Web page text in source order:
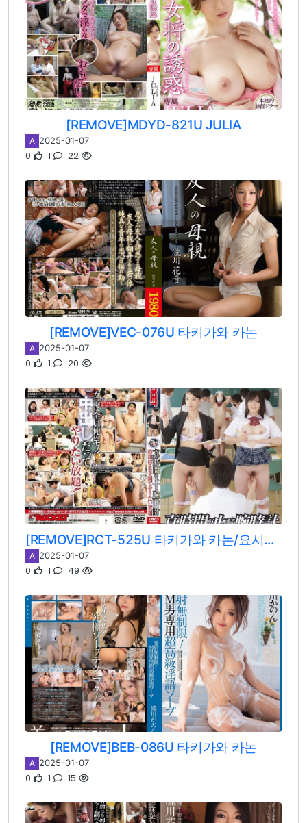
[REMOVE]MDYD-821U JULIA
A 2025-01-07
0 1 22
[REMOVE]VEC-076U 타키가와 카논
A 2025-01-07
0 1 20
[REMOVE]RCT-525U 타키가와 카논/요시미 리이나/사이키 유아
A 2025-01-07
0 1 49
[REMOVE]BEB-086U 타키가와 카논
A 2025-01-07
0 1 15